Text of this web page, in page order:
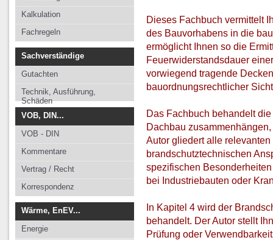
Kalkulation
Fachregeln
Sachverständige
Gutachten
Technik, Ausführung,
Schäden
VOB, DIN...
VOB - DIN
Kommentare
Vertrag / Recht
Korrespondenz
Wärme, EnEV...
Energie
Dieses Fachbuch vermittelt
des Bauvorhabens in die
ermöglicht Ihnen so die
Feuerwiderstandsdauer
vorwiegend tragende
bauordnungsrechtlicher
Das Fachbuch behandelt
Dachbau
Autor gliedert alle
brandschutztechnischen
spezifischen
bei Industriebauten oder
In Kapitel 4 wird der
behandelt. Der Autor stellt
Prüfung oder